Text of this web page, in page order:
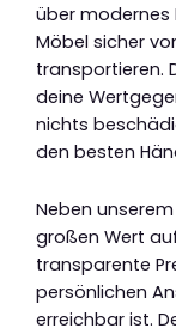
über modernes
Möbel sicher
transportieren.
deine
nichts
den besten
Neben
großen Wert
transparente
persönlichen
erreichbar ist.